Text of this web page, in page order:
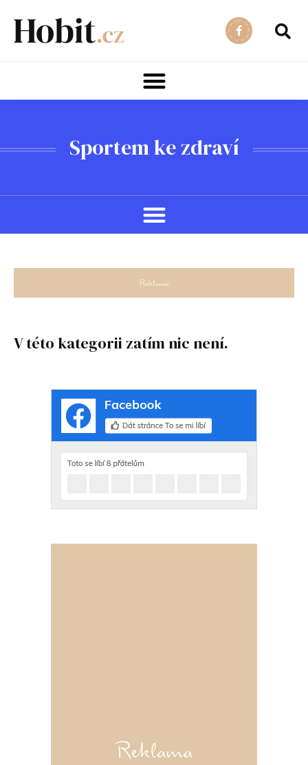
Sportem ke zdraví
V této kategorii zatím nic není.